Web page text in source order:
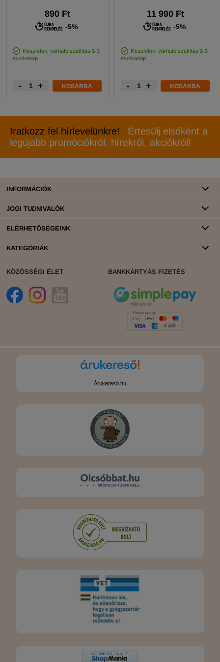
890 Ft
-5%
Készleten, várható szállítás 1-3
munkanap
- + KOSÁRBA
11 990 Ft
-5%
Készleten, várható szállítás 1-3
munkanap
- + KOSÁRBA
Iratkozz fel hírlevelünkre!
Értesülj elsőként a
legújabb promóciókról, hírekről, akciókról!
INFORMÁCIÓK
JOGI TUDNIVALÓK
ELÉRHETŐSÉGEINK
KATEGÓRIÁK
KÖZÖSSÉGI ÉLET BANKKÁRTYÁS FIZETÉS
Árukereső.hu